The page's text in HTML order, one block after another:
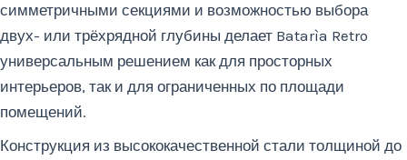
симметричными секциями и возможностью выбора
двух- или трёхрядной глубины делает Batarìa Retro
универсальным решением как для просторных
интерьеров, так и для ограниченных по площади
помещений.
Конструкция из высококачественной стали толщиной до